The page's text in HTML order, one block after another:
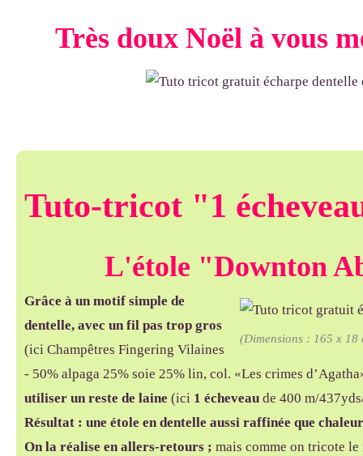
Très doux Noël à vous
Tuto-tricot "1
L'étole "Downton
(Dimensions : 165 x 18
Grâce à un motif simple de
dentelle, avec un fil pas trop gros
(ici Champêtres Fingering Vilaines
- 50% alpaga 25% soie 25% lin, col. «Les crimes
utiliser un reste de laine (ici 1 écheveau de 400 m/
Résultat : une étole en dentelle aussi raffinée que
On la réalise en allers-retours ; mais comme on tricote